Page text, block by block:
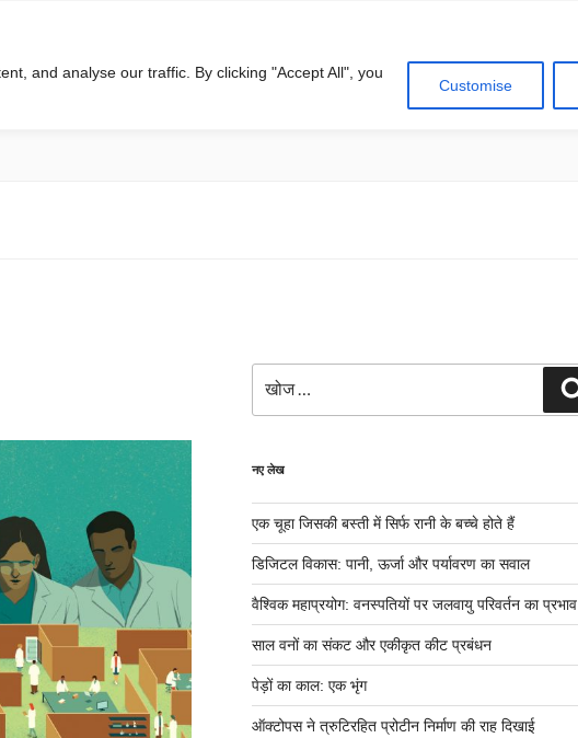
and analyse our traffic. By clicking "Accept All", you
Customise
नए लेख
एक चूहा जिसकी बस्ती में सिर्फ रानी के बच्चे होते हैं
डिजिटल विकास: पानी, ऊर्जा और पर्यावरण का सवाल
वैश्विक महाप्रयोग: वनस्पतियों पर जलवायु परिवर्तन का प्रभाव
साल वनों का संकट और एकीकृत कीट प्रबंधन
पेड़ों का काल: एक भृंग
ऑक्टोपस ने त्रुटिरहित प्रोटीन निर्माण की राह दिखाई